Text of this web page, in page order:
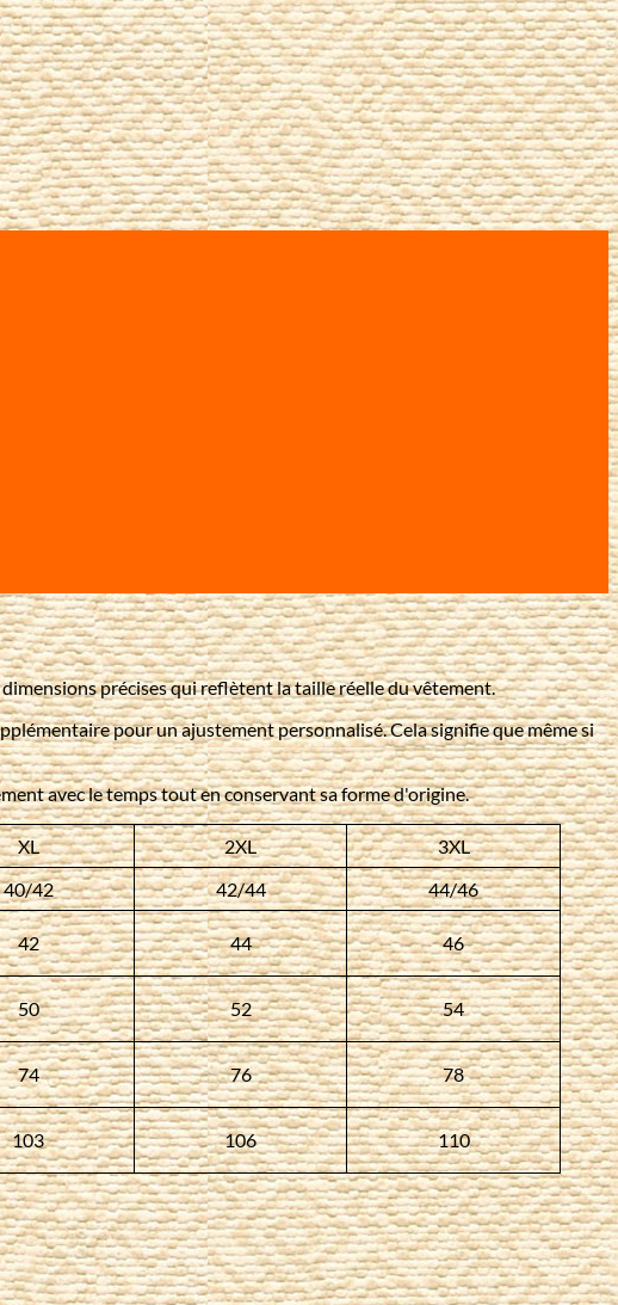
précises qui reflètent la taille réelle du vêtement.
pour un ajustement personnalisé. Cela signifie que même si
avec le temps tout en conservant sa forme d'origine.
XL 2XL
3XL
40/42 42/44
44/46
42 44 46
50 52 54
74 76 78
103 106 110